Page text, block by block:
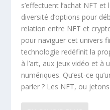
s’effectuent l’achat NFT
diversité d’options pour
relation entre NFT et
pour naviguer cet univers
technologie redéfinit la
à l’art, aux jeux vidéo et à
numériques. Qu’est-ce
parler ? Les NFT, ou